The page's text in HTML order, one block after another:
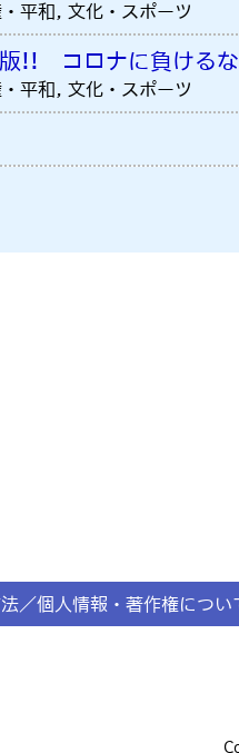
平和, 文化・スポーツ
版!! コロナに負ける
平和, 文化・スポーツ
法／個人情報・著作権につい